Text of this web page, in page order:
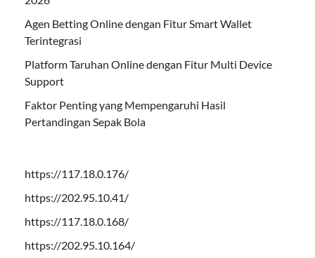
Agen Betting Online dengan Fitur Smart Wallet
Terintegrasi
Platform Taruhan Online dengan Fitur Multi Device
Support
Faktor Penting yang Mempengaruhi Hasil
Pertandingan Sepak Bola
https://117.18.0.176/
https://202.95.10.41/
https://117.18.0.168/
https://202.95.10.164/